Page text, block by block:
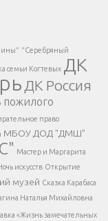
</div > </div >
"Серебряный
семьи Когтевых ДК
ДК Россия
пожилого
право
МБОУ ДОД "ДМШ"
Мастер и Маргарита
искусств Открытие
музей Сказка Карабаса
Наталья Михайловна
«Жизнь замечательных